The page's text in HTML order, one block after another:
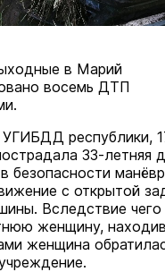
в Марий
восемь ДТП
республики,
33-летняя
безопасности
с открытой
Вследствие
женщину,
женщина